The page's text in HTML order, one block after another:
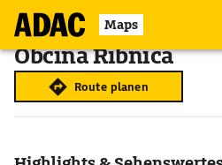
Maps
Obcina Ribnica
Route planen